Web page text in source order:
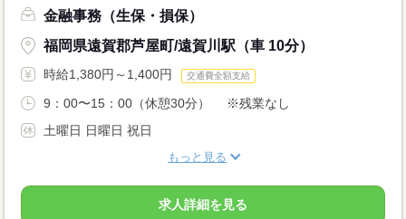
金融事務（生保・損保）
福岡県遠賀郡芦屋町/遠賀川駅（車 10分）
時給1,380円～1,400円 交通費全額支給
9：00〜15：00（休憩30分） ※残業なし
土曜日 日曜日 祝日
もっと見る
求人詳細を見る